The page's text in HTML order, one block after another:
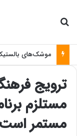
ترویج
مستلزم
مستمر است